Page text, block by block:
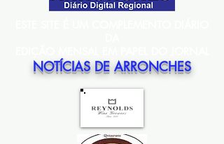
NOTÍCIAS DE ARRONCHES